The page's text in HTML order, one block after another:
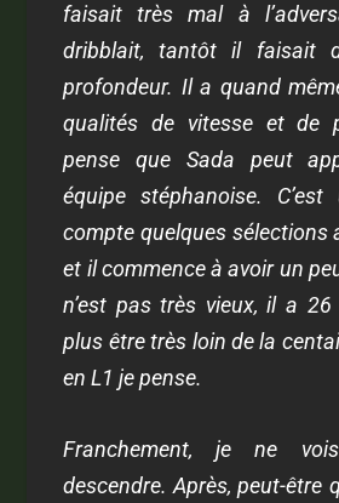
faisait très mal à
dribblait, tantôt il faisait
profondeur. Il a quand
qualités de vitesse et de
pense que Sada peut
équipe stéphanoise.
compte quelques sélections
et il commence à avoir un
n’est pas très vieux, il a
plus être très loin de la
en L1 je pense.
Franchement, je ne
descendre. Après, peut-être